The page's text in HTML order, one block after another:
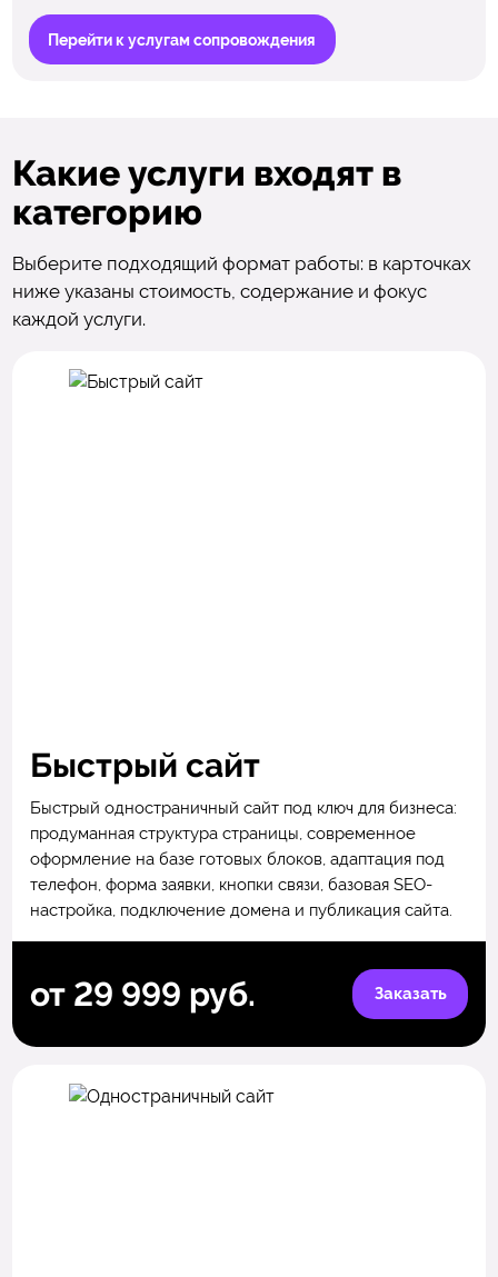
Перейти к услугам сопровождения
Какие услуги входят в
категорию
Выберите подходящий формат работы: в карточках
ниже указаны стоимость, содержание и фокус
каждой услуги.
Быстрый сайт
Быстрый одностраничный сайт под ключ для бизнеса:
продуманная структура страницы, современное
оформление на базе готовых блоков, адаптация под
телефон, форма заявки, кнопки связи, базовая SEO-
настройка, подключение домена и публикация сайта.
от 29 999 руб. Заказать